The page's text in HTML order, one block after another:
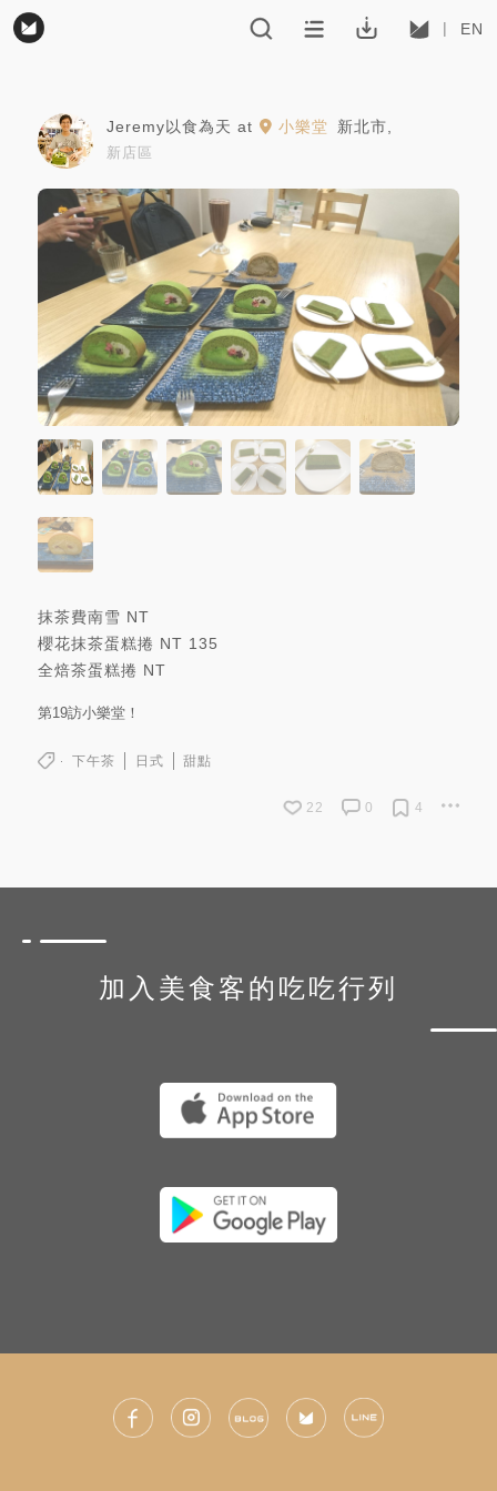
EN
Jeremy以食為天 at 小樂堂 新北市
新店區
抹茶費南雪 NT
櫻花抹茶蛋糕捲 NT 135
全焙茶蛋糕捲 NT
第19訪小樂堂！
下午茶 日式 甜點
22 0 4
加入美食客的吃吃行列